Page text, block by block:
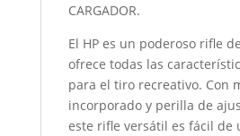
CARGADOR.
El HP es un poderoso rifle
ofrece todas las
para el tiro recreativo. Con
incorporado y perilla de
este rifle versátil es fácil de